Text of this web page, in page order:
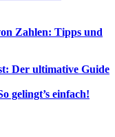
Zahlen: Tipps und
Der ultimative Guide
gelingt’s einfach!